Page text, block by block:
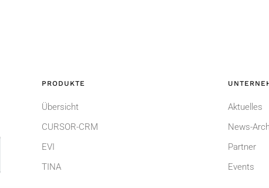
PRODUKTE
Übersicht
CURSOR-CRM
EVI
TINA
Aktuelles
News-
Partner
Events